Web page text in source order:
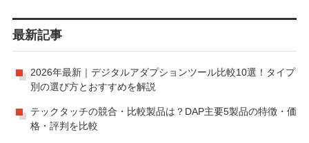
最新記事
2026年最新｜デジタルアダプションツール比較10選！タイプ
別の選び方とおすすめを解説
テックタッチの競合・比較製品は？DAP主要5製品の特徴・価
格・評判を比較